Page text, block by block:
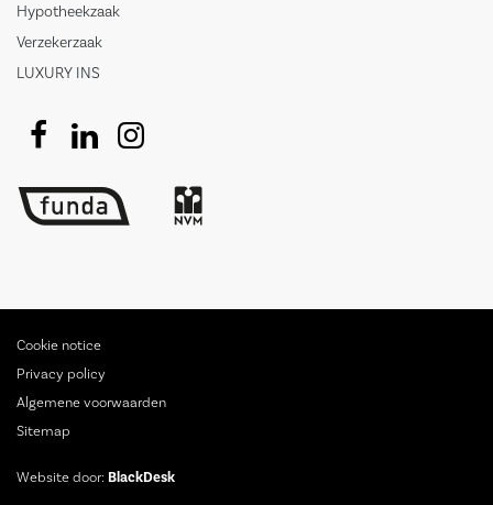
Hypotheekzaak
Verzekerzaak
LUXURY INS
Website door: BlackDesk
Cookie notice
Privacy policy
Algemene voorwaarden
Sitemap